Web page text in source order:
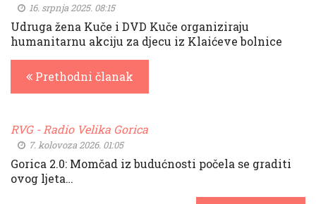
16. srpnja 2025. 08:15
Udruga žena Kuče i DVD Kuče organiziraju
humanitarnu akciju za djecu iz Klaićeve bolnice
Prethodni članak
RVG - Radio Velika Gorica
7. kolovoza 2026. 01:05
Gorica 2.0: Momčad iz budućnosti počela se graditi
ovog ljeta…